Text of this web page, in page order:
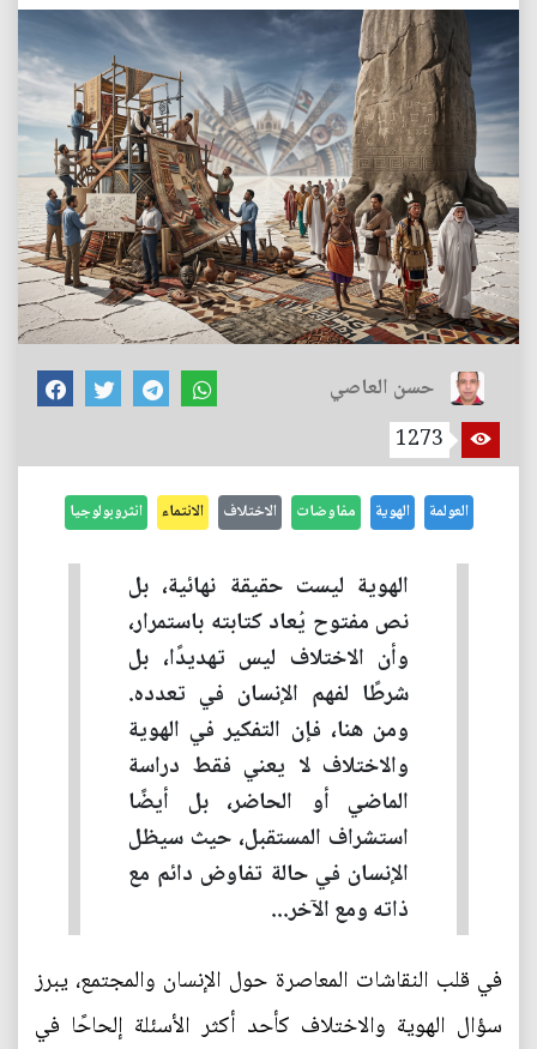
حسن العاصي
1273
العولمة الهوية مفاوضات الاختلاف الانتماء انثروبولوجيا
الهوية ليست حقيقة نهائية، بل
نص مفتوح يُعاد كتابته باستمرار،
وأن الاختلاف ليس تهديدًا، بل
شرطًا لفهم الإنسان في تعدده.
ومن هنا، فإن التفكير في الهوية
والاختلاف لا يعني فقط دراسة
الماضي أو الحاضر، بل أيضًا
استشراف المستقبل، حيث سيظل
الإنسان في حالة تفاوض دائم مع
ذاته ومع الآخر...
في قلب النقاشات المعاصرة حول الإنسان والمجتمع، يبرز
سؤال الهوية والاختلاف كأحد أكثر الأسئلة إلحاحًا في